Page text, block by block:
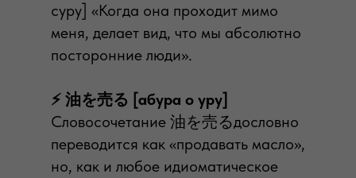
суру] «Когда она проходит мимо
меня, делает вид, что мы абсолютно
посторонние люди».
⚡️ 油を売る [абура о уру]
Словосочетание 油を売るдословно
переводится как «продавать масло»,
но, как и любое идиоматическое